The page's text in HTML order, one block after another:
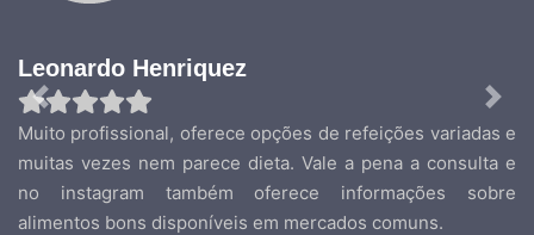
Leonardo Henriquez
Muito profissional, oferece opções de refeições variadas e
muitas vezes nem parece dieta. Vale a pena a consulta e
no instagram também oferece informações sobre
alimentos bons disponíveis em mercados comuns.
Previous Next